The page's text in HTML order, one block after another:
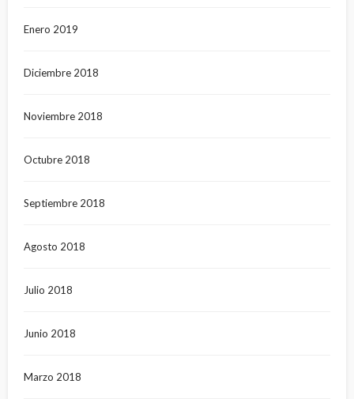
Enero 2019
Diciembre 2018
Noviembre 2018
Octubre 2018
Septiembre 2018
Agosto 2018
Julio 2018
Junio 2018
Marzo 2018